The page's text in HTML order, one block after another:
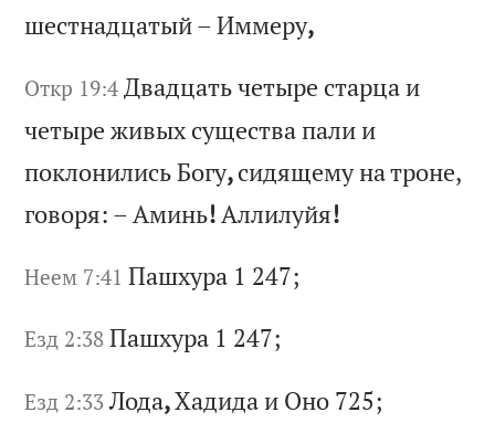
шестнадцатый–Иммеру,
Откр 19:4 Двадцатьчетыре старца и
четыреживых существа пали и
поклонилисьБогу,сидящемунатроне,
говоря: – Аминь! Аллилуйя!
Неем 7:41 Пашхура 1 247;
Езд 2:38 Пашхура 1 247;
Езд 2:33 Лода,Хадида и Оно 725;